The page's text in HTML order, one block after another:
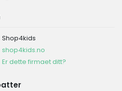
Shop4kids
shop4kids.no
Er dette firmaet ditt?